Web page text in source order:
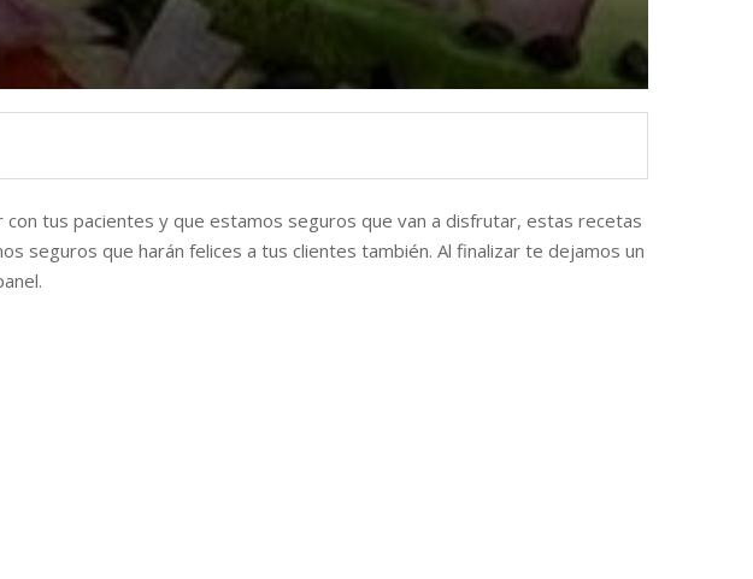
tus pacientes y que estamos seguros que van a disfrutar, estas recetas
seguros que harán felices a tus clientes también. Al finalizar te dejamos un